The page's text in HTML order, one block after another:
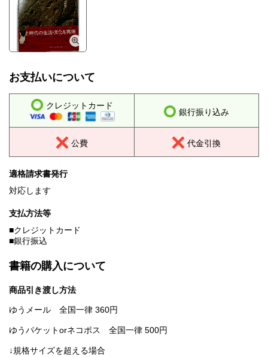
お支払いについて
クレジットカード
銀行振り込み
公費 代金引換
適格請求書発行
対応します
支払方法等
■クレジットカード
■銀行振込
書籍の購入について
商品引き渡し方法
ゆうメール 全国一律 360円
ゆうパケットorネコポス 全国一律 500円
↓規格サイズを超える場合